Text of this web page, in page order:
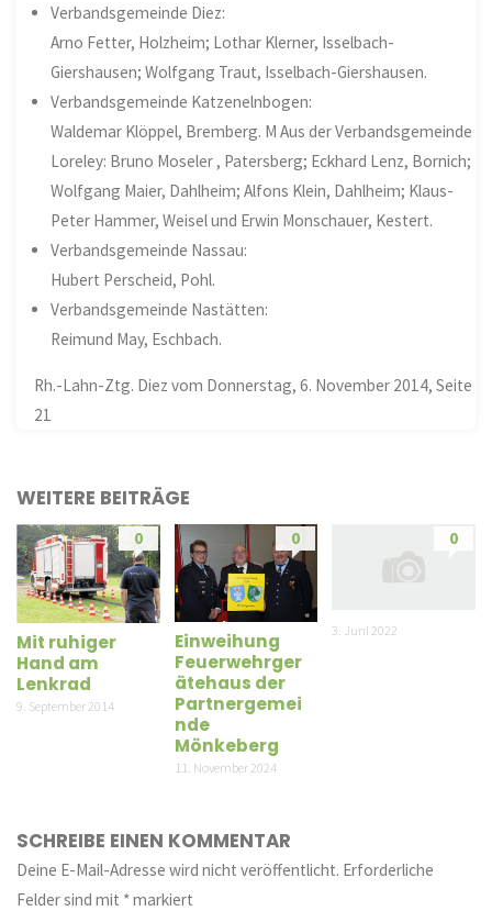
Verbandsgemeinde Diez:
Arno Fetter, Holzheim; Lothar Klerner, Isselbach-
Giershausen; Wolfgang Traut, Isselbach-Giershausen.
Verbandsgemeinde Katzenelnbogen:
Waldemar Klöppel, Bremberg. M Aus der Verbandsgemeinde
Loreley: Bruno Moseler , Patersberg; Eckhard Lenz, Bornich;
Wolfgang Maier, Dahlheim; Alfons Klein, Dahlheim; Klaus-
Peter Hammer, Weisel und Erwin Monschauer, Kestert.
Verbandsgemeinde Nassau:
Hubert Perscheid, Pohl.
Verbandsgemeinde Nastätten:
Reimund May, Eschbach.
Rh.-Lahn-Ztg. Diez vom Donnerstag, 6. November 2014, Seite
21
WEITERE BEITRÄGE
0
Mit ruhiger
Hand am
Lenkrad
9. September 2014
0
Einweihung
Feuerwehrger
ätehaus der
Partnergemei
nde
Mönkeberg
11. November 2024
0
3. Juni 2022
SCHREIBE EINEN KOMMENTAR
Deine E-Mail-Adresse wird nicht veröffentlicht. Erforderliche
Felder sind mit *markiert